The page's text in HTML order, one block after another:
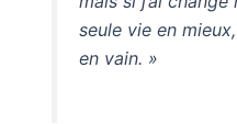
seule vie en
en vain. »